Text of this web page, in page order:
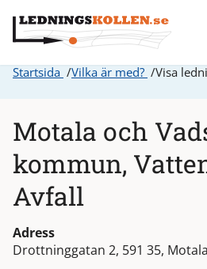
Startsida Vilka är med? Visa
Motala och
kommun,
Avfall
Adress
Drottninggatan 2, 591 35, Motala